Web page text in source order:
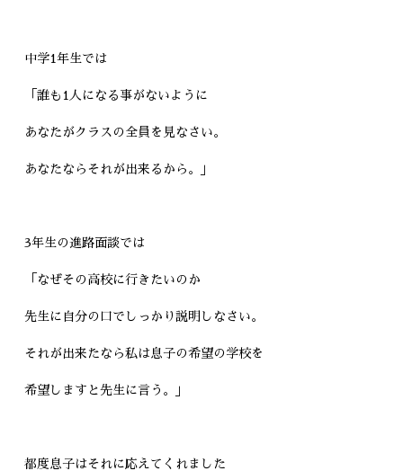
中学1年生では
「誰も1人になる事がないように
あなたがクラスの全員を見なさい。
あなたならそれが出来るから。」
3年生の進路面談では
「なぜその高校に行きたいのか
先生に自分の口でしっかり説明しなさい。
それが出来たなら私は息子の希望の学校を
希望しますと先生に言う。」
都度息子はそれに応えてくれました